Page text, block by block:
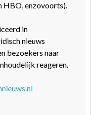
HBO, enzovoorts).
in
nieuws
bezoekers naar
reageren.